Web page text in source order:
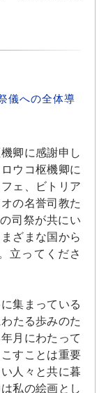
儀への全体導
卿に感謝申し
ウコ枢機卿に
ェ、ビトリア
の名誉司教た
司祭が共にい
ざまな国から
立ってくださ
集まっている
たる歩みのた
月にわたって
すことは重要
人々と共に暮
私の絵画とし